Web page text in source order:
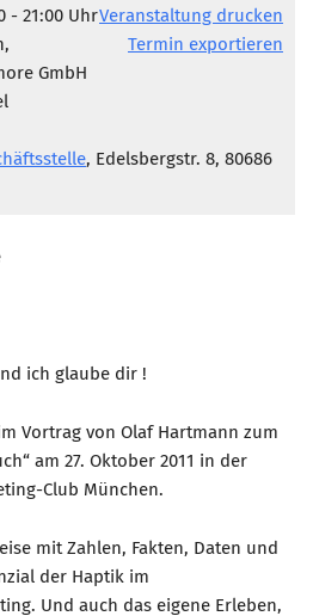
Veranstaltung drucken
Termin exportieren
- 21:00 Uhr
GmbH
, Edelsbergstr. 8, 80686
ich glaube dir !
Vortrag von Olaf Hartmann zum
am 27. Oktober 2011 in der
Club München.
mit Zahlen, Fakten, Daten und
der Haptik im
Und auch das eigene Erleben,